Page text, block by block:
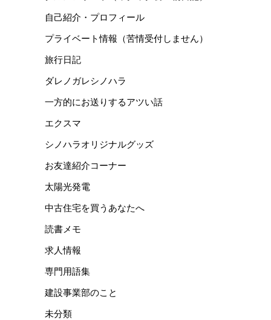
自己紹介・プロフィール
プライベート情報（苦情受付しません）
旅行日記
ダレノガレシノハラ
一方的にお送りするアツい話
エクスマ
シノハラオリジナルグッズ
お友達紹介コーナー
太陽光発電
中古住宅を買うあなたへ
読書メモ
求人情報
専門用語集
建設事業部のこと
未分類